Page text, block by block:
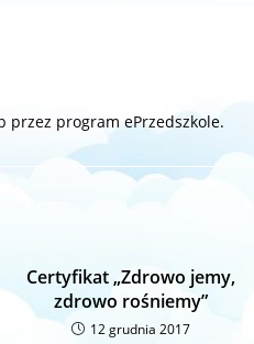
przez program ePrzedszkole.
Certyfikat „Zdrowo jemy,
zdrowo rośniemy”
12 grudnia 2017